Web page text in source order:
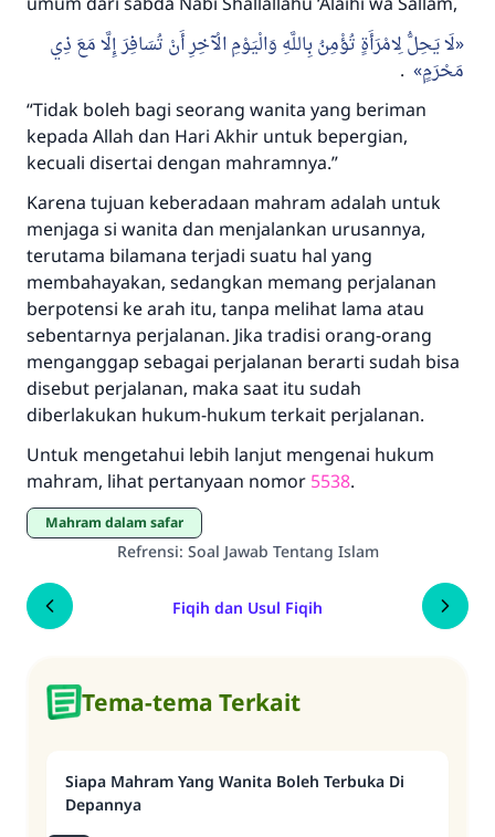
لَا يَحِلُّ لِامْرَأَةٍ تُؤْمِنُ بِاللَّهِ وَالْيَوْمِ الْآخِرِ أَنْ تُسَافِرَ إِلَّا مَعَ ذِي
مَحْرَمٍ
.
“Tidak boleh bagi seorang wanita yang beriman
kepada Allah dan Hari Akhir untuk bepergian,
kecuali disertai dengan mahramnya.”
Karena tujuan keberadaan mahram adalah untuk
menjaga si wanita dan menjalankan urusannya,
terutama bilamana terjadi suatu hal yang
membahayakan, sedangkan memang perjalanan
berpotensi ke arah itu, tanpa melihat lama atau
sebentarnya perjalanan. Jika tradisi orang-orang
menganggap sebagai perjalanan berarti sudah bisa
disebut perjalanan, maka saat itu sudah
diberlakukan hukum-hukum terkait perjalanan.
Untuk mengetahui lebih lanjut mengenai hukum
mahram, lihat pertanyaan nomor 5538.
Mahram dalam safar
Refrensi: Soal Jawab Tentang Islam
Fiqih dan Usul Fiqih
Tema-tema Terkait
Siapa Mahram Yang Wanita Boleh Terbuka Di
Depannya
Jawaban no. 110845
menyelamatkan pernikahan.
Bantu kami dalam memberikan jawaban untuk umat
Rasulullah ﷺ bersabda
"Siapa yang menunjukkan suatu kebaikan,
sama dengan orang yang melakukannya"